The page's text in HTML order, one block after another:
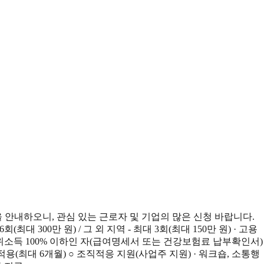
내하오니, 관심 있는 근로자 및 기업의 많은 신청 바랍니다.
(최대 300만 원) / 그 외 지역 - 최대 3회(최대 150만 원) · 고용
득 100% 이하인 자(급여명세서 또는 건강보험료 납부확인서)
(최대 6개월) ○ 조직적응 지원(사업주 지원) · 워크숍, 소통행